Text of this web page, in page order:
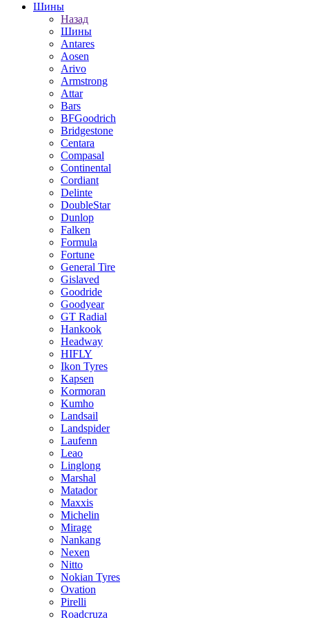
Шины
Назад
Шины
Antares
Aosen
Arivo
Armstrong
Attar
Bars
BFGoodrich
Bridgestone
Centara
Compasal
Continental
Cordiant
Delinte
DoubleStar
Dunlop
Falken
Formula
Fortune
General Tire
Gislaved
Goodride
Goodyear
GT Radial
Hankook
Headway
HIFLY
Ikon Tyres
Kapsen
Kormoran
Kumho
Landsail
Landspider
Laufenn
Leao
Linglong
Marshal
Matador
Maxxis
Michelin
Mirage
Nankang
Nexen
Nitto
Nokian Tyres
Ovation
Pirelli
Roadcruza